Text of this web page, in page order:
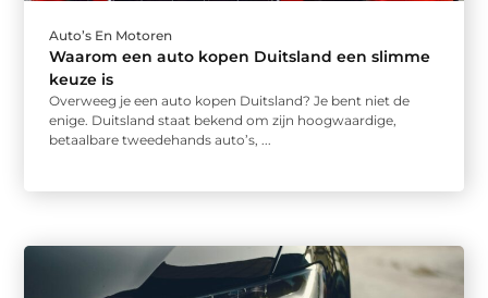
Auto’s En Motoren
Waarom een auto kopen Duitsland een slimme
keuze is
Overweeg je een auto kopen Duitsland? Je bent niet de
enige. Duitsland staat bekend om zijn hoogwaardige,
betaalbare tweedehands auto’s, ...